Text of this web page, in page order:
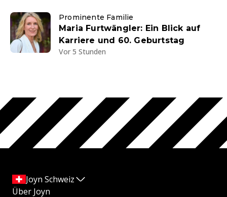
Prominente Familie
Maria Furtwängler: Ein Blick auf
Karriere und 60. Geburtstag
Vor 5 Stunden
Joyn Schweiz
Über Joyn